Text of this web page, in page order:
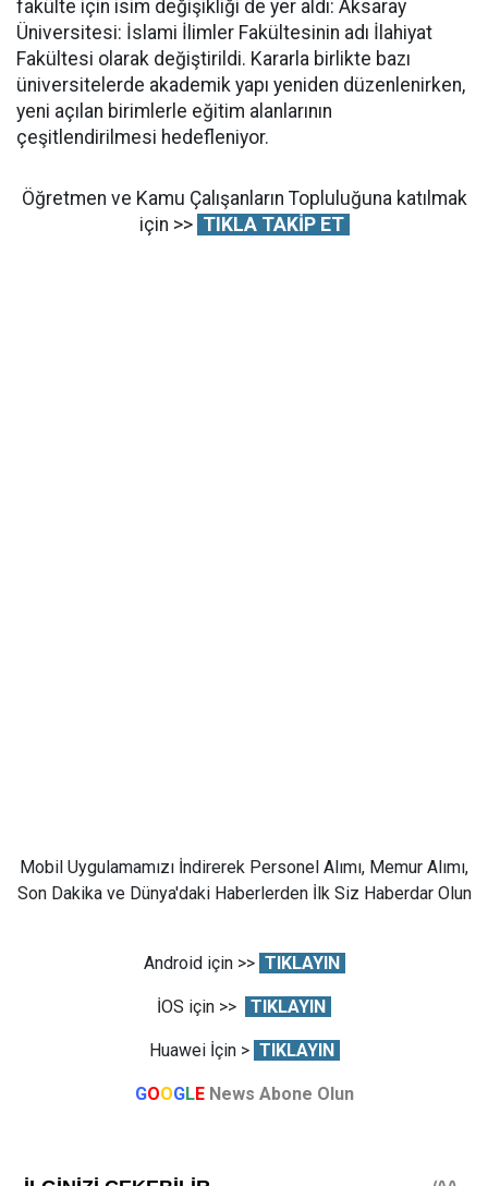
fakülte için isim değişikliği de yer aldı: Aksaray
Üniversitesi: İslami İlimler Fakültesinin adı İlahiyat
Fakültesi olarak değiştirildi. Kararla birlikte bazı
üniversitelerde akademik yapı yeniden düzenlenirken,
yeni açılan birimlerle eğitim alanlarının
çeşitlendirilmesi hedefleniyor.
Öğretmen ve Kamu Çalışanların Topluluğuna katılmak
için >> TIKLA TAKİP ET
Mobil Uygulamamızı İndirerek Personel Alımı, Memur Alımı,
Son Dakika ve Dünya'daki Haberlerden İlk Siz Haberdar Olun
Android için >> TIKLAYIN
İOS için >> TIKLAYIN
Huawei İçin > TIKLAYIN
GOOGLE News Abone Olun